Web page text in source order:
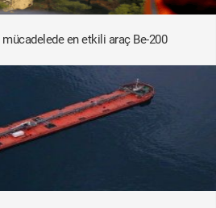
mücadelede en etkili araç Be-200